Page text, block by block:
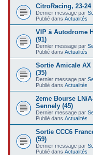
CitroRacing, 23-
Dernier message par
Publié dansActualités
VIP à Autodrome
(91)
Dernier message par
Publié dansActualités
Sortie Amicale
(35)
Dernier message par
Publié dansActualités
2eme Bourse LN/
Sennely (45)
Dernier message par
Publié dansActualités
Sortie CCC6
(59)
Dernier message par
Publié dansActualités